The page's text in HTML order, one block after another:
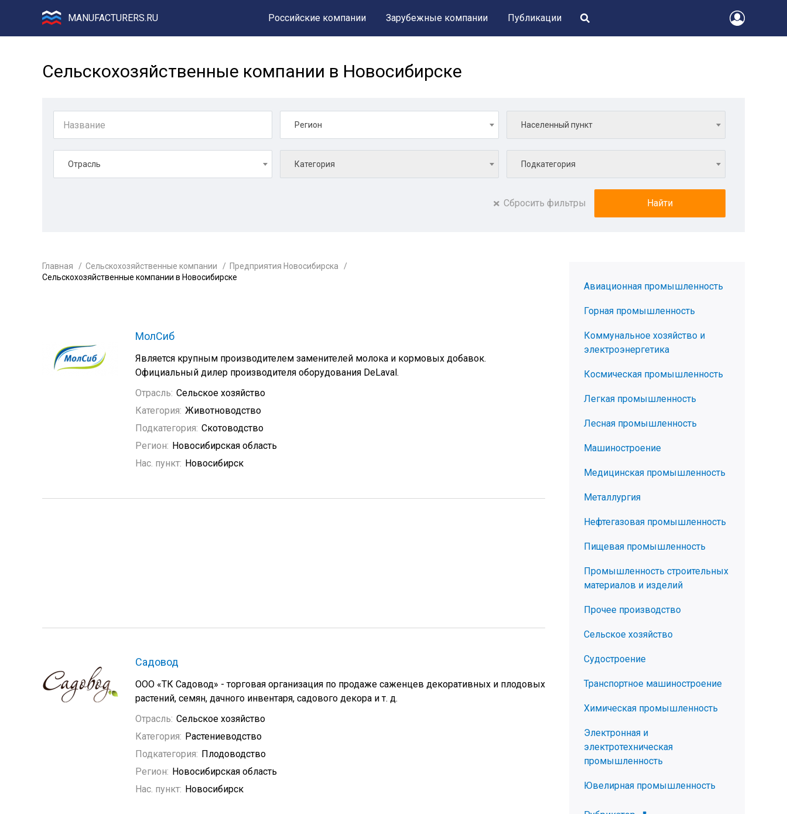
MANUFACTURERS.RU Российские компании Зарубежные компании Публикации
Сельскохозяйственные компании в Новосибирске
Регион Населенный пункт
Отрасль Категория Подкатегория
Сбросить фильтры
Главная Сельскохозяйственные компании
Предприятия Новосибирска
Сельскохозяйственные компании в Новосибирске
МолСиб
Является крупным производителем заменителей молока и кормовых добавок.
Официальный дилер производителя оборудования DeLaval.
Отрасль: Сельское хозяйство
Категория: Животноводство
Подкатегория: Скотоводство
Регион: Новосибирская область
Нас. пункт: Новосибирск
Садовод
ООО «ТК Садовод» - торговая организация по продаже саженцев декоративных и плодовых
растений, семян, дачного инвентаря, садового декора и т. д.
Отрасль: Сельское хозяйство
Категория: Растениеводство
Подкатегория: Плодоводство
Регион: Новосибирская область
Нас. пункт: Новосибирск
Авиационная промышленность
Горная промышленность
Коммунальное хозяйство и
электроэнергетика
Космическая промышленность
Легкая промышленность
Лесная промышленность
Машиностроение
Медицинская промышленность
Металлургия
Нефтегазовая промышленность
Пищевая промышленность
Промышленность строительных
материалов и изделий
Прочее производство
Сельское хозяйство
Судостроение
Транспортное машиностроение
Химическая промышленность
Электронная и
электротехническая
промышленность
Ювелирная промышленность